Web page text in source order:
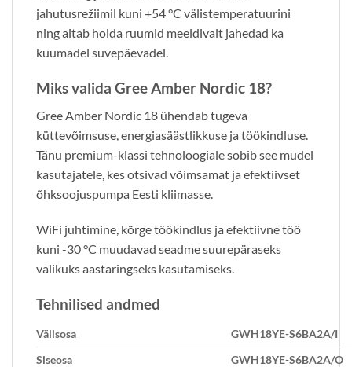
jahutusrežiimil kuni +54 °C välistemperatuurini
ning aitab hoida ruumid meeldivalt jahedad ka
kuumadel suvepäevadel.
Miks valida Gree Amber Nordic 18?
Gree Amber Nordic 18 ühendab tugeva
küttevõimsuse, energiasäästlikkuse ja töökindluse.
Tänu premium-klassi tehnoloogiale sobib see mudel
kasutajatele, kes otsivad võimsamat ja efektiivset
õhksoojuspumpa Eesti kliimasse.
WiFi juhtimine, kõrge töökindlus ja efektiivne töö
kuni -30 °C muudavad seadme suurepäraseks
valikuks aastaringseks kasutamiseks.
Tehnilised andmed
Välisosa
GWH18YE-S6BA2A/I
Siseosa
GWH18YE-S6BA2A/O